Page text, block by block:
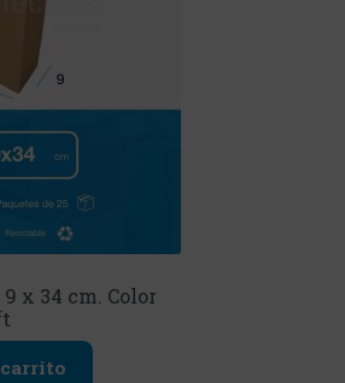
x 34 cm. Color